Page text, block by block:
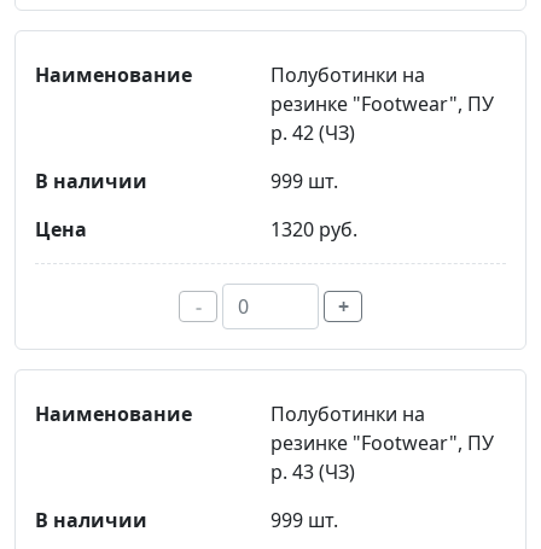
Полуботинки на
резинке "Footwear", ПУ
р. 42 (ЧЗ)
999 шт.
1320 руб.
- +
Полуботинки на
резинке "Footwear", ПУ
р. 43 (ЧЗ)
999 шт.